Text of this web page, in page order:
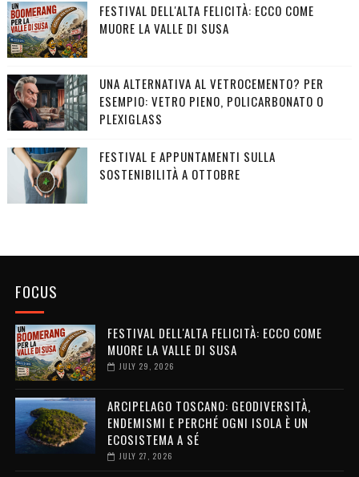
FESTIVAL DELL'ALTA FELICITÀ: ECCO COME
MUORE LA VALLE DI SUSA
UNA ALTERNATIVA AL VETROCEMENTO? PER
ESEMPIO: VETRO PIENO, POLICARBONATO O
PLEXIGLASS
FESTIVAL E APPUNTAMENTI SULLA
SOSTENIBILITÀ A OTTOBRE
FOCUS
FESTIVAL DELL'ALTA FELICITÀ: ECCO COME
MUORE LA VALLE DI SUSA
JULY 29, 2026
ARCIPELAGO TOSCANO: GEODIVERSITÀ,
ENDEMISMI E PERCHÉ OGNI ISOLA È UN
ECOSISTEMA A SÉ
JULY 27, 2026